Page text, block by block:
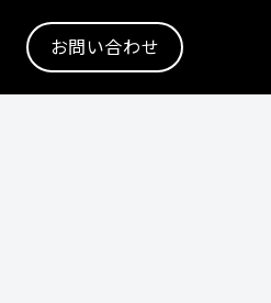
お問い合わせ